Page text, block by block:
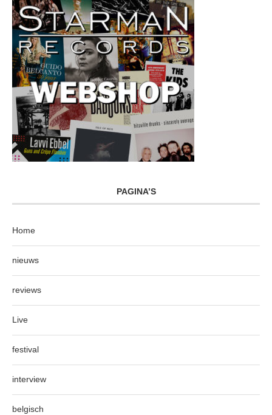
PAGINA’S
Home
nieuws
reviews
Live
festival
interview
belgisch